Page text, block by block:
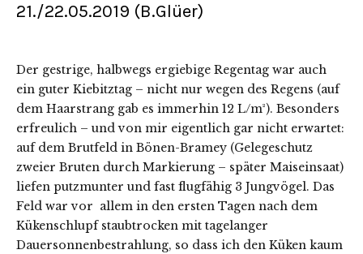
21./22.05.2019 (B.Glüer)
Der gestrige, halbwegs ergiebige Regentag war auch
ein guter Kiebitztag – nicht nur wegen des Regens (auf
dem Haarstrang gab es immerhin 12 L/m²). Besonders
erfreulich – und von mir eigentlich gar nicht erwartet:
auf dem Brutfeld in Bönen-Bramey (Gelegeschutz
zweier Bruten durch Markierung – später Maiseinsaat)
liefen putzmunter und fast flugfähig 3 Jungvögel. Das
Feld war vor allem in den ersten Tagen nach dem
Kükenschlupf staubtrocken mit tagelanger
Dauersonnenbestrahlung, so dass ich den Küken kaum